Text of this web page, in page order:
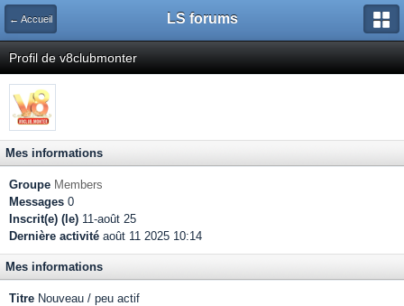
← Accueil LS forums
Profil de v8clubmonter
Mes informations
Groupe Members
Messages 0
Inscrit(e) (le) 11-août 25
Dernière activité août 11 2025 10:14
Mes informations
Titre Nouveau / peu actif